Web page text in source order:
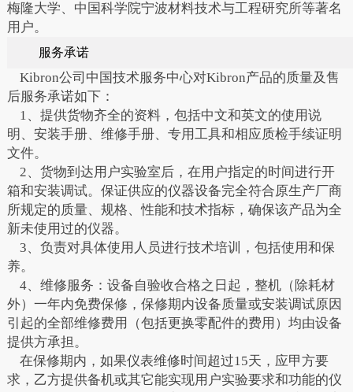
梅隆大学、中国科学院宁波材料技术与工程研究所等著名
用户。
服务承诺
Kibron公司中国技术服务中心对Kibron产品的质量及售
后服务承诺如下：
1、提供货物齐全的资料，包括中文和英文的使用说
明、安装手册、维修手册、专用工具和相应质检手续证明
文件。
2、货物到达用户实验室后，在用户指定的时间进行开
箱和安装调试。保证供应的仪器设备完全符合原生产厂商
所规定的质量、规格、性能和技术指标，确保该产品为全
新未使用过的仪器。
3、负责对具体使用人员进行技术培训，包括使用和保
养。
4、维修服务：设备自验收合格之日起，整机（除耗材
外）一年内免费保修，保修期内设备质量或安装调试原因
引起的全部维修费用（包括更换零配件的费用）均由设备
提供方承担。
在保修期内，如果仪表维修时间超过15天，应甲方要
求，乙方提供备机或其它能实现用户实验要求和功能的仪